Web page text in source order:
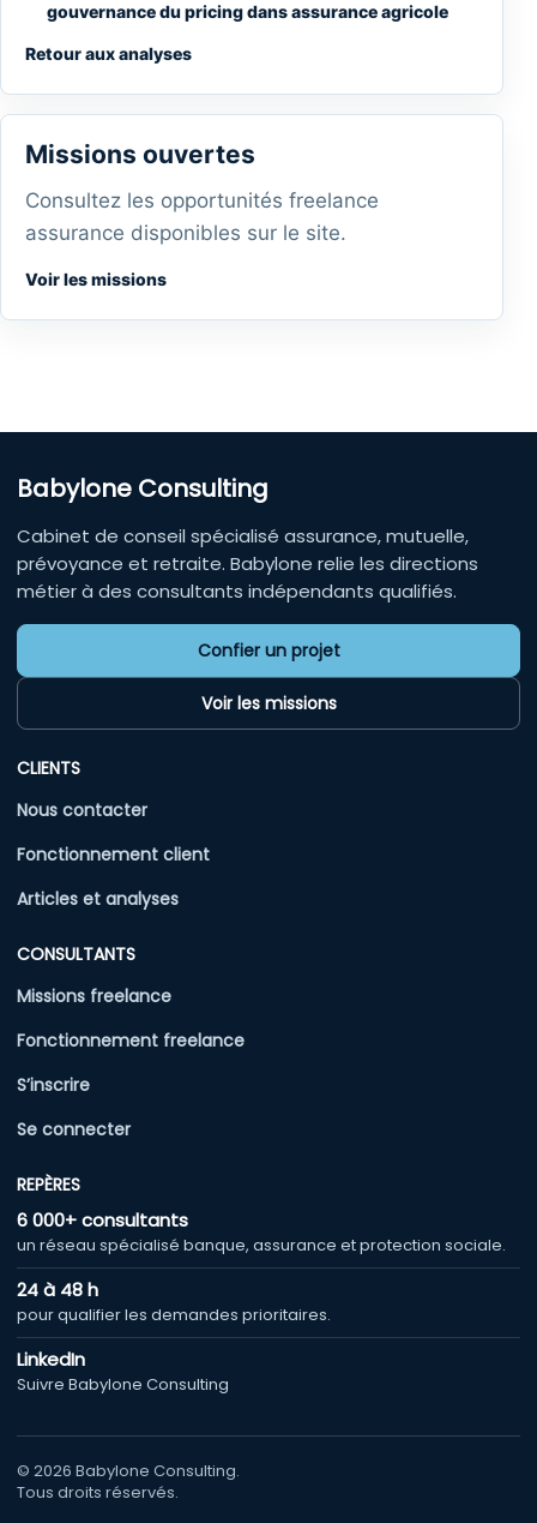
gouvernance du pricing dans assurance agricole
Retour aux analyses
Missions ouvertes
Consultez les opportunités freelance
assurance disponibles sur le site.
Voir les missions
Babylone Consulting
Cabinet de conseil spécialisé assurance, mutuelle,
prévoyance et retraite. Babylone relie les directions
métier à des consultants indépendants qualifiés.
Confier un projet
Voir les missions
CLIENTS
Nous contacter
Fonctionnement client
Articles et analyses
CONSULTANTS
Missions freelance
Fonctionnement freelance
S’inscrire
Se connecter
REPÈRES
6 000+ consultants
un réseau spécialisé banque, assurance et protection sociale.
24 à 48 h
pour qualifier les demandes prioritaires.
LinkedIn
Suivre Babylone Consulting
© 2026 Babylone Consulting.
Tous droits réservés.